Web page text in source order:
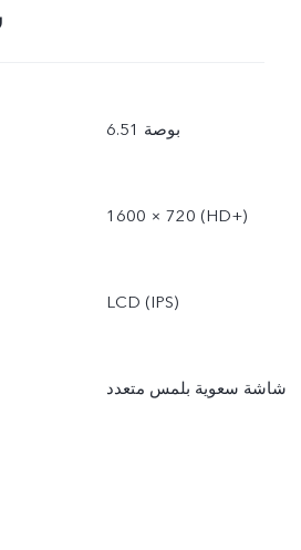
6.51 بوصة
1600 × 720 (‎HD+‏)
LCD (IPS)
شاشة سعوية بلمس متعدد